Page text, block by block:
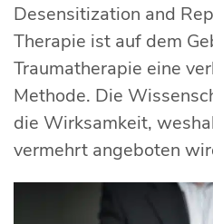
Desensitization and
Therapie ist auf dem
Traumatherapie eine
Methode. Die
die Wirksamkeit,
vermehrt angeboten